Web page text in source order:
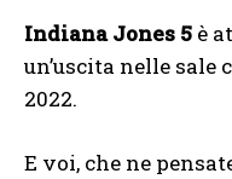
Indiana Jones 5 è
un’uscita nelle
2022.
E voi, che ne